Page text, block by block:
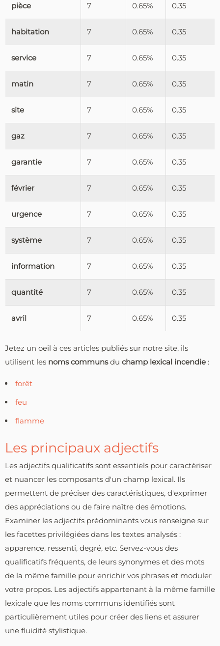
pièce 7 0.65% 0.35
habitation 7 0.65% 0.35
service 7 0.65% 0.35
matin 7 0.65% 0.35
site 7 0.65% 0.35
gaz 7 0.65% 0.35
garantie 7 0.65% 0.35
février 7 0.65% 0.35
urgence 7 0.65% 0.35
système 7 0.65% 0.35
information 7 0.65% 0.35
quantité 7 0.65% 0.35
avril 7 0.65% 0.35
Jetez un oeil à ces articles publiés sur notre site, ils
utilisent les noms communsdu champ lexical incendie :
forêt
feu
flamme
Les principaux adjectifs
Les adjectifs qualificatifs sont essentiels pour caractériser
et nuancer les composants d'un champ lexical. Ils
permettent de préciser des caractéristiques, d'exprimer
des appréciations ou de faire naître des émotions.
Examiner les adjectifs prédominants vous renseigne sur
les facettes privilégiées dans les textes analysés :
apparence, ressenti, degré, etc. Servez-vous des
qualificatifs fréquents, de leurs synonymes et des mots
de la même famille pour enrichir vos phrases et moduler
votre propos. Les adjectifs appartenant à la même famille
lexicale que les noms communs identifiés sont
particulièrement utiles pour créer des liens et assurer
une fluidité stylistique.